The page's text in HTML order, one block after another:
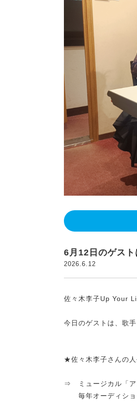
6月12日のゲス
2026.6.12
佐々木李子Up Your
今日のゲストは、歌
★佐々木李子さんの人
⇒ ミュージカル「ア
毎年オーディショ